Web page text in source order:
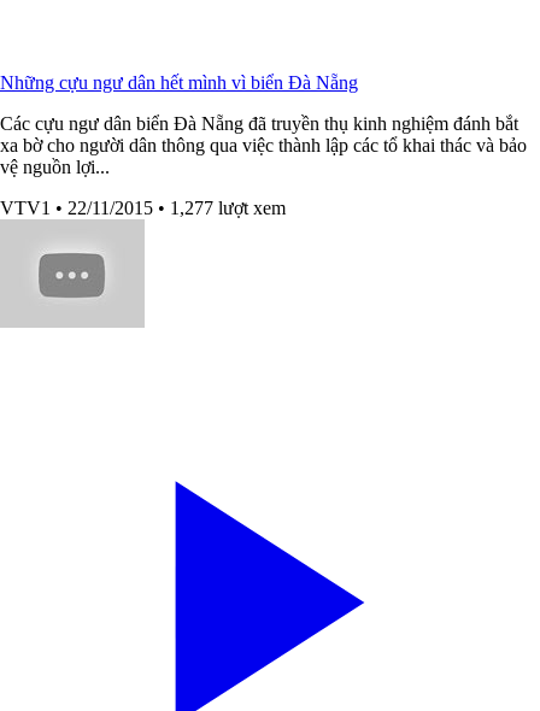
Những cựu ngư dân hết mình vì biển Đà Nẵng
Các cựu ngư dân biển Đà Nẵng đã truyền thụ kinh nghiệm đánh bắt
xa bờ cho người dân thông qua việc thành lập các tổ khai thác và bảo
vệ nguồn lợi...
VTV1 • 22/11/2015 • 1,277 lượt xem